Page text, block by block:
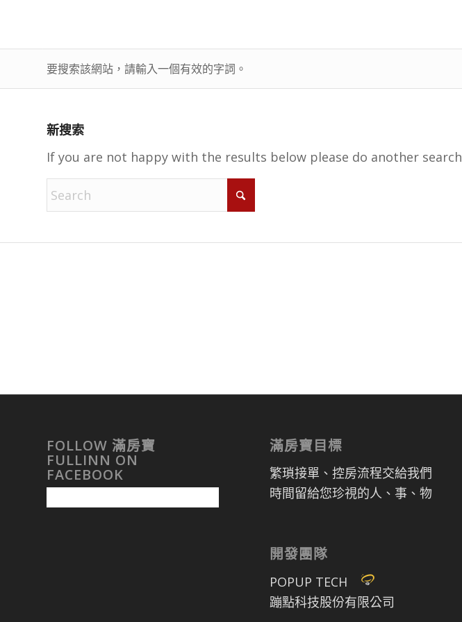
要搜索該網站，請輸入一個有效的字詞。
新搜索
If you are not happy with the results below please do another search
FOLLOW 滿房寶
FULLINN ON
FACEBOOK
滿房寶目標
繁瑣接單、控房流程交給我們
時間留給您珍視的人、事、物
開發團隊
POPUP TECH
蹦點科技股份有限公司